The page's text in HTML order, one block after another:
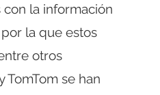
con la información
la que estos
otros
TomTom se han